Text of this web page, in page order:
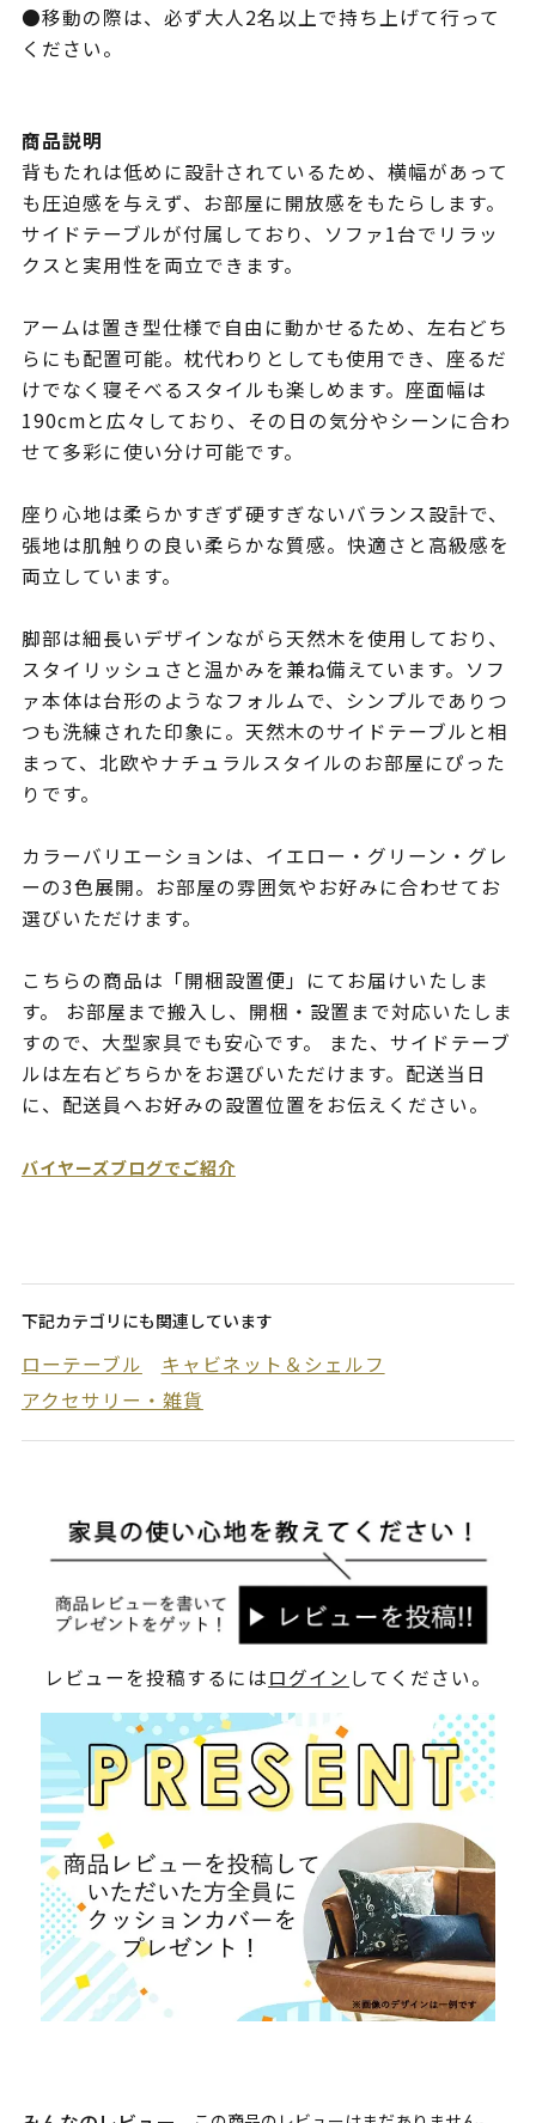
●移動の際は、必ず大人2名以上で持ち上げて行って
ください。
商品説明
背もたれは低めに設計されているため、横幅があって
も圧迫感を与えず、お部屋に開放感をもたらします。
サイドテーブルが付属しており、ソファ1台でリラッ
クスと実用性を両立できます。
アームは置き型仕様で自由に動かせるため、左右どち
らにも配置可能。枕代わりとしても使用でき、座るだ
けでなく寝そべるスタイルも楽しめます。座面幅は
190cmと広々しており、その日の気分やシーンに合わ
せて多彩に使い分け可能です。
座り心地は柔らかすぎず硬すぎないバランス設計で、
張地は肌触りの良い柔らかな質感。快適さと高級感を
両立しています。
脚部は細長いデザインながら天然木を使用しており、
スタイリッシュさと温かみを兼ね備えています。ソフ
ァ本体は台形のようなフォルムで、シンプルでありつ
つも洗練された印象に。天然木のサイドテーブルと相
まって、北欧やナチュラルスタイルのお部屋にぴった
りです。
カラーバリエーションは、イエロー・グリーン・グレ
ーの3色展開。お部屋の雰囲気やお好みに合わせてお
選びいただけます。
こちらの商品は「開梱設置便」にてお届けいたしま
す。 お部屋まで搬入し、開梱・設置まで対応いたしま
すので、大型家具でも安心です。 また、サイドテーブ
ルは左右どちらかをお選びいただけます。配送当日
に、配送員へお好みの設置位置をお伝えください。
バイヤーズブログでご紹介
下記カテゴリにも関連しています
ローテーブル
キャビネット＆シェルフ
アクセサリー・雑貨
レビューを投稿するにはログイン してください。